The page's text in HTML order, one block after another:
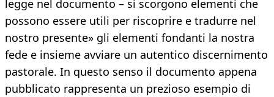
legge nel documento – si scorgono elementi che
possono essere utili per riscoprire e tradurre nel
nostro presente» gli elementi fondanti la nostra
fede e insieme avviare un autentico discernimento
pastorale. In questo senso il documento appena
pubblicato rappresenta un prezioso esempio di